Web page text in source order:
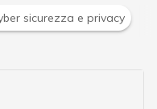
ultime news in tempo